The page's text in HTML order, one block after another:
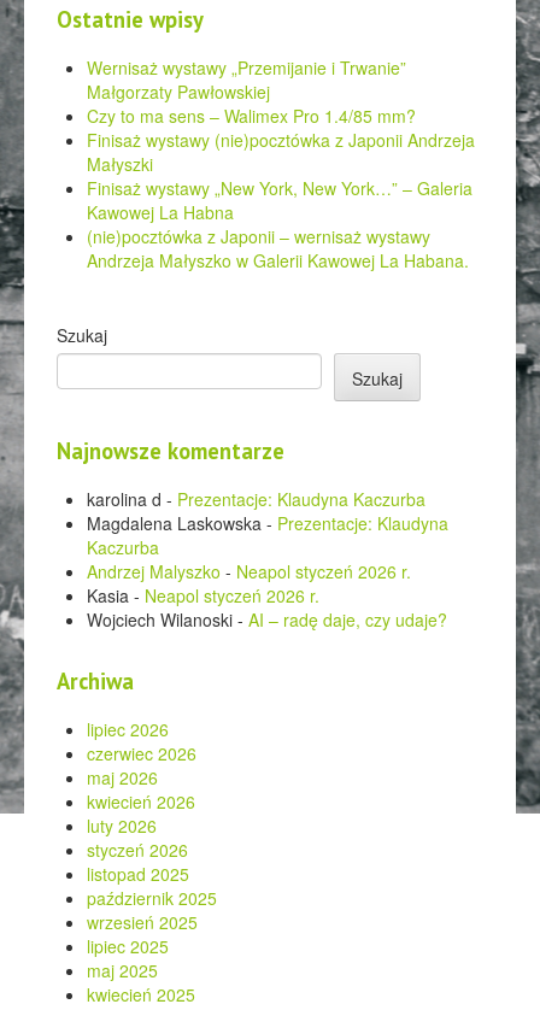
Ostatnie wpisy
Wernisaż wystawy „Przemijanie i Trwanie”
Małgorzaty Pawłowskiej
Czy to ma sens – Walimex Pro 1.4/85 mm?
Finisaż wystawy (nie)pocztówka z Japonii Andrzeja
Małyszki
Finisaż wystawy „New York, New York…” – Galeria
Kawowej La Habna
(nie)pocztówka z Japonii – wernisaż wystawy
Andrzeja Małyszko w Galerii Kawowej La Habana.
Szukaj
Szukaj
Najnowsze komentarze
karolina d - Prezentacje: Klaudyna Kaczurba
Magdalena Laskowska - Prezentacje: Klaudyna
Kaczurba
Andrzej Malyszko - Neapol styczeń 2026 r.
Kasia - Neapol styczeń 2026 r.
Wojciech Wilanoski -AI – radę daje, czy udaje?
Archiwa
lipiec 2026
czerwiec 2026
maj 2026
kwiecień 2026
luty 2026
styczeń 2026
listopad 2025
październik 2025
wrzesień 2025
lipiec 2025
maj 2025
kwiecień 2025